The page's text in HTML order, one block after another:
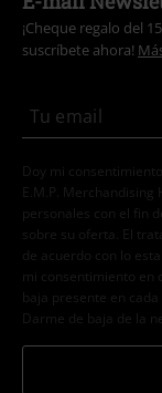
¡Cheque regalo del
suscríbete ahora!
Doy mi
E.M.P.
personales con el fin
sobre su oferta. El
de acuerdo con lo
mi consentimiento en
baja presente en cada
Darme de baja de la